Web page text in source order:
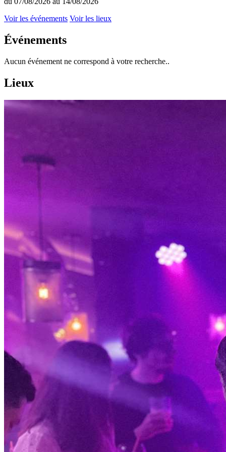
Voir les événements Voir les lieux
Événements
Aucun événement ne correspond à votre recherche..
Lieux